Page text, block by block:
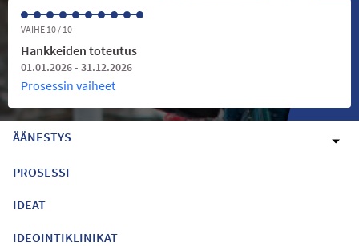
VAIHE 10 / 10
Hankkeiden toteutus
01.01.2026 - 31.12.2026
Prosessin vaiheet
ÄÄNESTYS
PROSESSI
IDEAT
IDEOINTIKLINIKAT